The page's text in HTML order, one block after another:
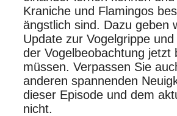
Kraniche und Flamingos
ängstlich sind. Dazu geben
Update zur Vogelgrippe
der Vogelbeobachtung jetzt
müssen. Verpassen Sie
anderen spannenden
dieser Episode und dem
nicht.